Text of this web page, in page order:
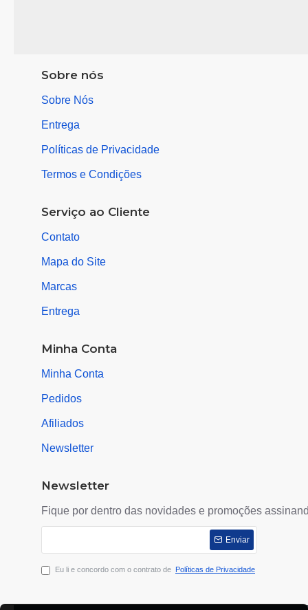
Sobre nós
Sobre Nós
Entrega
Políticas de Privacidade
Termos e Condições
Serviço ao Cliente
Contato
Mapa do Site
Marcas
Entrega
Minha Conta
Minha Conta
Pedidos
Afiliados
Newsletter
Newsletter
Fique por dentro das novidades e promoções
Enviar
Eu li e concordo com o contrato de Políticas de Privacidade